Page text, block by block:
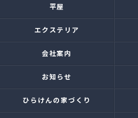
平屋
エクステリア
会社案内
お知らせ
ひらけんの家づくり